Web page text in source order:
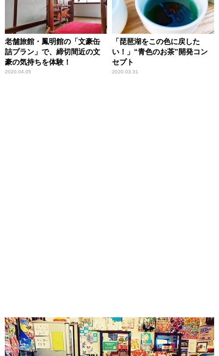
老舗旅館・鳳明館の「文豪缶
詰プラン」で、締切間近の文
豪の気持ちを体験！
2020.04.05
「琵琶湖をこの色に戻した
い！」“青色のお茶”開発コン
セプト
2020.03.31